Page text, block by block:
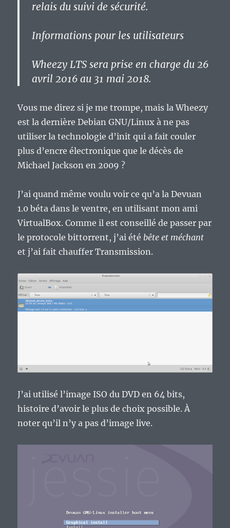
relais du suivi de sécurité.
Informations pour les utilisateurs
Wheezy LTS sera prise en charge du 26
avril 2016 au 31 mai 2018.
Vous me direz si je me trompe, mais la Wheezy
est la dernière Debian GNU/Linux à ne pas
utiliser la technologie d’init qui a fait couler
plus d’encre électronique que le décès de
Michael Jackson en 2009 ?
J’ai quand même voulu voir ce qu’a la Devuan
1.0 béta dans le ventre, en utilisant mon ami
VirtualBox. Comme il est conseillé de passer par
le protocole bittorrent, j’ai été bête et méchant
et j’ai fait chauffer Transmission.
J’ai utilisé l’image ISO du DVD en 64 bits,
histoire d’avoir le plus de choix possible. À
noter qu’il n’y a pas d’image live.